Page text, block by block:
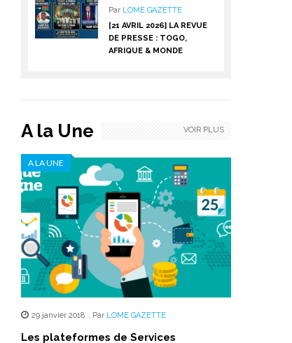
Par LOME GAZETTE
[21 AVRIL 2026] LA REVUE
DE PRESSE : TOGO,
AFRIQUE & MONDE
A la Une
A LA UNE
29 janvier 2018 , Par LOME GAZETTE
Les plateformes de Services
VOIR PLUS